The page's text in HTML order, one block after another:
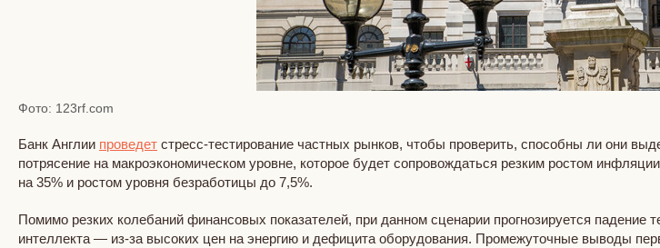
Фото: 123rf.com
Банк Англии проведет стресс-тестирование частных рынков, чтобы проверить, способны ли они
потрясение на макроэкономическом уровне, которое будет сопровождаться резким ростом
на 35% и ростом уровня безработицы до 7,5%.
Помимо резких колебаний финансовых показателей, при данном сценарии прогнозируется падение
интеллекта — из-за высоких цен на энергию и дефицита оборудования. Промежуточные выводы